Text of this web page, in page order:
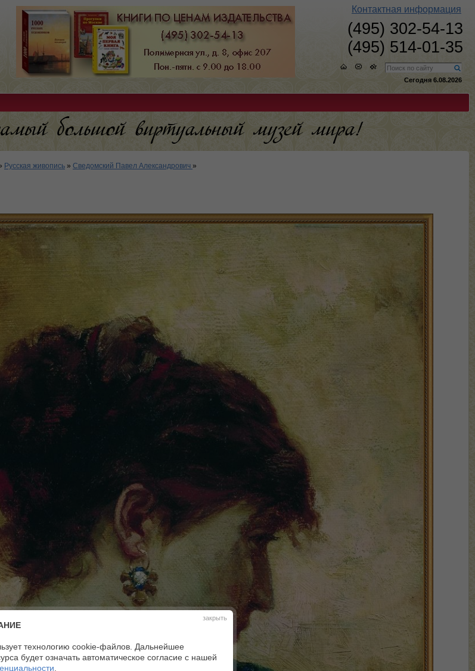
Контактная информация
(495) 302-54-13
(495) 514-01-35
Сегодня 6.08.2026
Русская живопись » Сведомский Павел Александрович »
закрыть
технологию cookie-файлов. Дальнейшее
будет означать автоматическое согласие с нашей